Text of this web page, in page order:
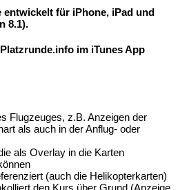
für iPhone, iPad und
8.1).
Flugzeuges, z.B. Anzeigen der
als auch in der Anflug- oder
als Overlay in die Karten
(auch die Helikopterkarten)